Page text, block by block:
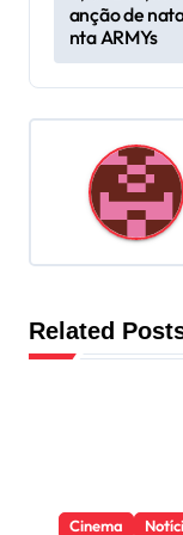
o
s
i
a
anção de
nta ARMYs
Related
Cinema